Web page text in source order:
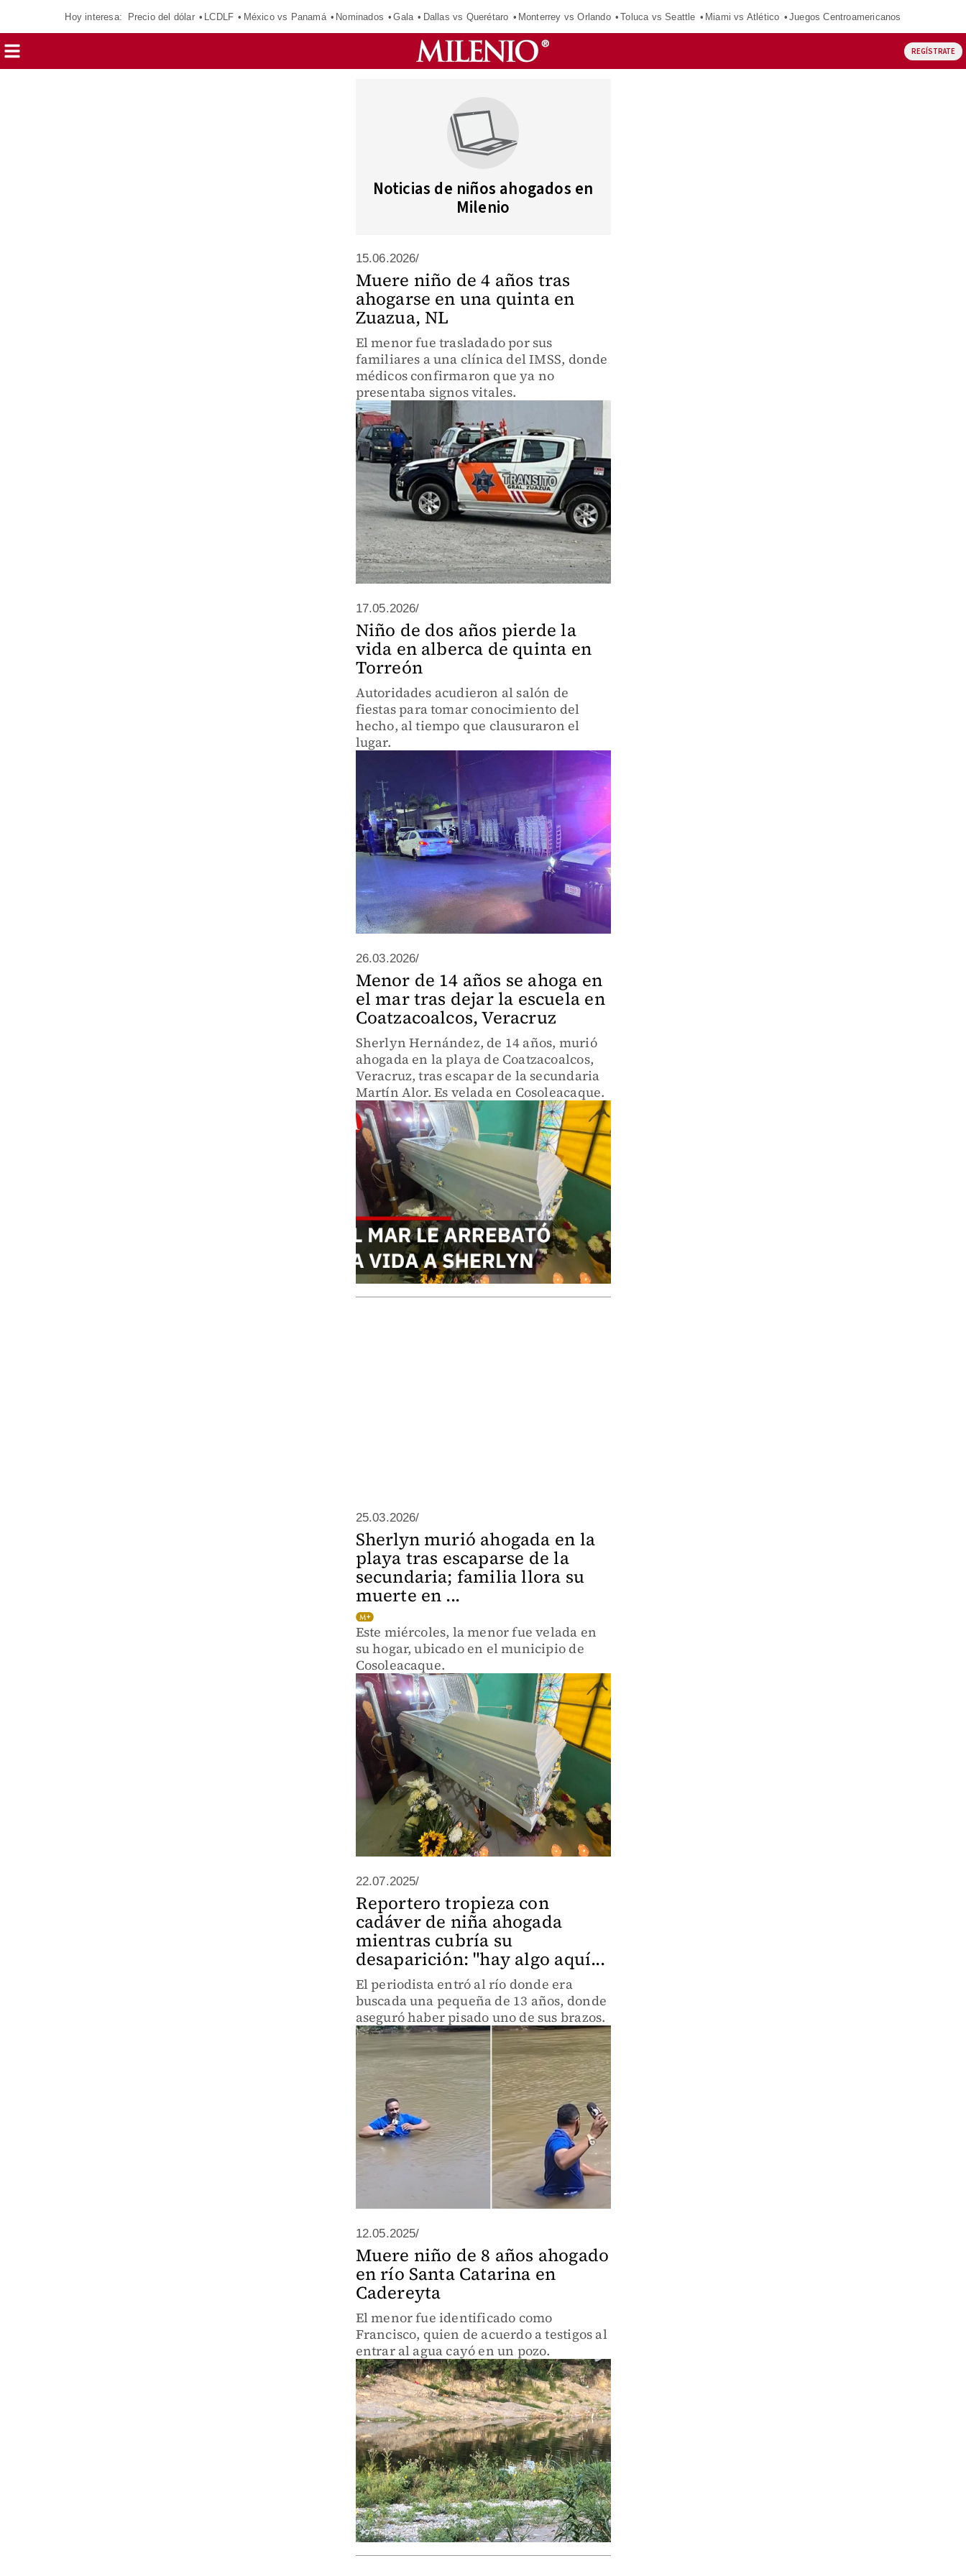
Hoy interesa: Precio del dólar LCDLF México vs Panamá Nominados Gala Dallas vs Querétaro Monterrey vs Orlando Toluca vs Seattle Miami vs Atlético Juegos Centroamericanos
REGÍSTRATE
Noticias de niños ahogados en
Milenio
15.06.2026/
Muere niño de 4 años tras
ahogarse en una quinta en
Zuazua, NL
El menor fue trasladado por sus
familiares a una clínica del IMSS, donde
médicos confirmaron que ya no
presentaba signos vitales.
17.05.2026/
Niño de dos años pierde la
vida en alberca de quinta en
Torreón
Autoridades acudieron al salón de
fiestas para tomar conocimiento del
hecho, al tiempo que clausuraron el
lugar.
26.03.2026/
Menor de 14 años se ahoga en
el mar tras dejar la escuela en
Coatzacoalcos, Veracruz
Sherlyn Hernández, de 14 años, murió
ahogada en la playa de Coatzacoalcos,
Veracruz, tras escapar de la secundaria
Martín Alor. Es velada en Cosoleacaque.
25.03.2026/
Sherlyn murió ahogada en la
playa tras escaparse de la
secundaria; familia llora su
muerte en ...
Este miércoles, la menor fue velada en
su hogar, ubicado en el municipio de
Cosoleacaque.
22.07.2025/
Reportero tropieza con
cadáver de niña ahogada
mientras cubría su
desaparición: "hay algo aquí...
El periodista entró al río donde era
buscada una pequeña de 13 años, donde
aseguró haber pisado uno de sus brazos.
12.05.2025/
Muere niño de 8 años ahogado
en río Santa Catarina en
Cadereyta
El menor fue identificado como
Francisco, quien de acuerdo a testigos al
entrar al agua cayó en un pozo.